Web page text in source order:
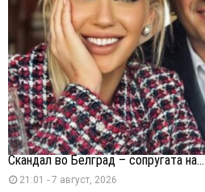
Скандал во Белград – сопругата на...
21:01 - 7 август, 2026